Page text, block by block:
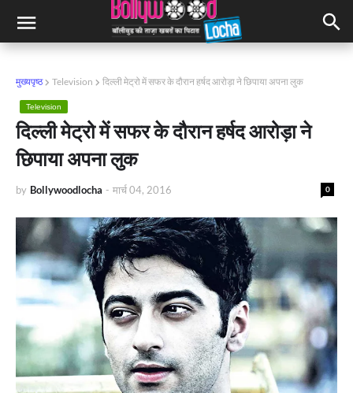
मुख्यपृष्ठ Television दिल्ली मेट्रो में सफर के दौरान हर्षद आरोड़ा ने छिपाया अपना लुक
Television
दिल्ली मेट्रो में सफर के दौरान हर्षद आरोड़ा ने
छिपाया अपना लुक
by Bollywoodlocha 0
- मार्च 04, 2016